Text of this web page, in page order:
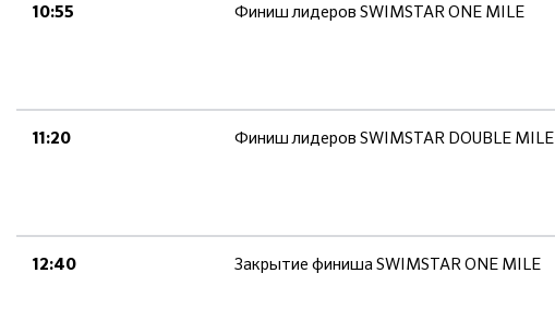
10:55 Финиш лидеров SWIMSTAR ONE MILE
11:20 Финиш лидеров SWIMSTAR DOUBLE MILE
12:40 Закрытие финиша SWIMSTAR ONE MILE